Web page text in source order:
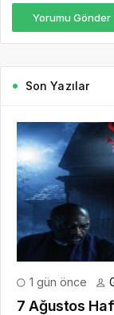
Yorumu Gönder
Son Yazılar
1 gün önce
7 Ağustos